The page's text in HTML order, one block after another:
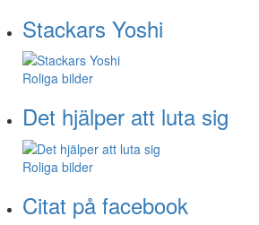
Stackars Yoshi
Roliga bilder
Det hjälper att luta sig
Roliga bilder
Citat på facebook